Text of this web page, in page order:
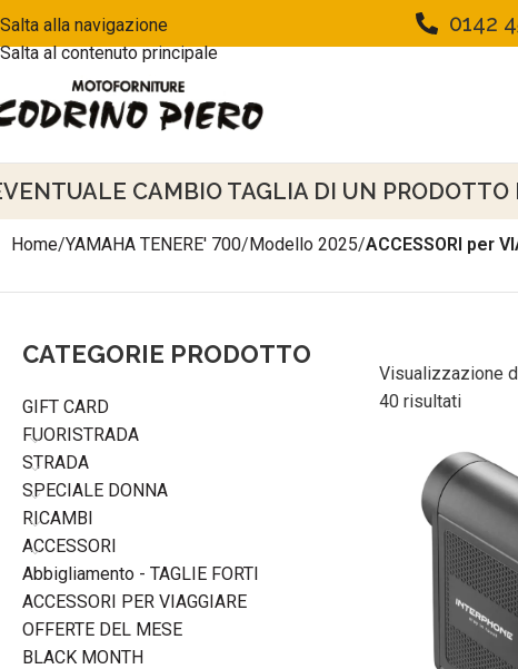
Salta alla navigazione
Salta al contenuto principale
0142
CAMBIO TAGLIA DI UN
Home/YAMAHA TENERE' 700/Modello 2025/ACCESSORI per
CATEGORIE PRODOTTO
GIFT CARD
FUORISTRADA
STRADA
SPECIALE DONNA
RICAMBI
ACCESSORI
Abbigliamento - TAGLIE FORTI
ACCESSORI PER VIAGGIARE
OFFERTE DEL MESE
BLACK MONTH
Visualizzazione
40 risultati